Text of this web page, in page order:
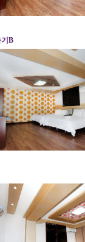
B